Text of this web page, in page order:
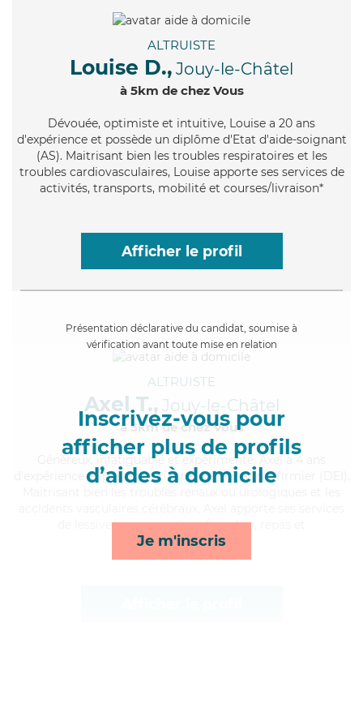
ALTRUISTE
Louise D., Jouy-le-Châtel
à 5km de chez Vous
Dévouée, optimiste et intuitive, Louise a 20 ans
d'expérience et possède un diplôme d'Etat d'aide-soignant
(AS). Maitrisant bien les troubles respiratoires et les
troubles cardiovasculaires, Louise apporte ses services de
activités, transports, mobilité et courses/livraison*
Afficher le profil
Présentation déclarative du candidat, soumise à
vérification avant toute mise en relation
Inscrivez-vous pour
afficher plus de profils
d’aides à domicile
Je m'inscris
ALTRUISTE
Axel T., Jouy-le-Châtel
à 5km de chez Vous
, infatiguable et expérimenté, Axel a 4 ans
d'expérience et possède un diplôme d'Etat d'infirmier (DEI).
de lessive/repassage, lever/coucher, repas et
toilette/habillage*